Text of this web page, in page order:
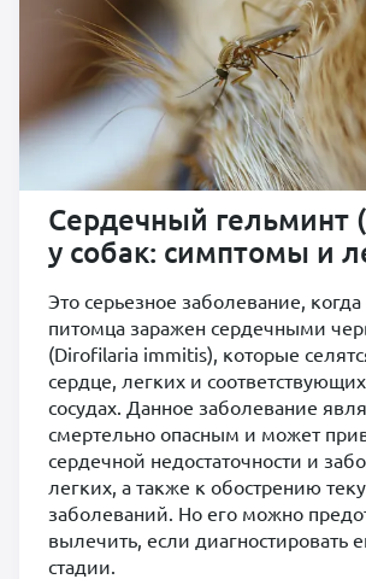
Сердечный гельминт
у собак: симптомы и
Это серьезное заболевание,
питомца заражен сердечными
(Dirofilaria immitis), которые
сердце, легких и
сосудах. Данное заболевание
смертельно опасным и может
сердечной недостаточности и
легких, а также к обострению
заболеваний. Но его можно
вылечить, если диагностировать
стадии.